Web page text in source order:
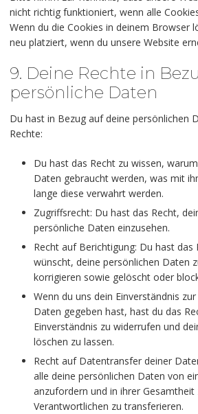
nicht richtig funktioniert, wenn alle
Wenn du die Cookies in deinem Browser
neu platziert, wenn du unsere Website
9. Deine Rechte in
persönliche Daten
Du hast in Bezug auf deine persönlichen
Rechte:
Du hast das Recht zu wissen,
Daten gebraucht werden, was mit
lange diese verwahrt werden.
Zugriffsrecht: Du hast das Recht,
persönliche Daten einzusehen.
Recht auf Berichtigung: Du hast das
wünscht, deine persönlichen Daten
korrigieren sowie gelöscht oder
Wenn du uns dein Einverständnis
Daten gegeben hast, hast du das
Einverständnis zu widerrufen und
löschen zu lassen.
Recht auf Datentransfer deiner
alle deine persönlichen Daten von
anzufordern und in ihrer Gesamtheit
Verantwortlichen zu transferieren.